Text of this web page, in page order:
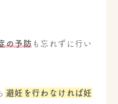
の予防 も忘れずに行い
避妊を行わなければ妊